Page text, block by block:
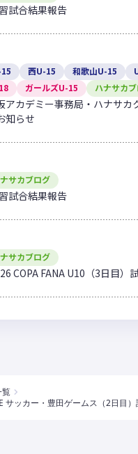
試合結果報告
西U-15 和歌山U-15
ガールズU-15 ハナサカ
アカデミー事務局・ハナサ
知らせ
サカブログ
試合結果報告
サカブログ
COPA FANA U10（3日目）
覧
サッカー・豊田ゲームス（2日目